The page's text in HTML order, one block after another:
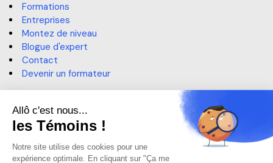
Formations
Entreprises
Montez de niveau
Blogue d'expert
Contact
Devenir un formateur
Contact
514 364-3320, poste 6191
sae@claurendeau.qc.ca
1111 Rue Lapierre, LaSalle,